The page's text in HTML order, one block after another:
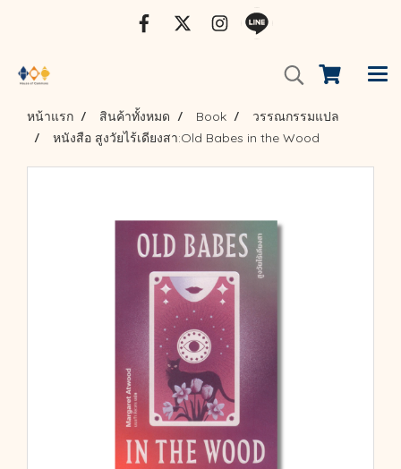
หน้าแรก สินค้าทั้งหมด Book
วรรณกรรมแปล
หนังสือ สูงวัยไร้เดียงสา:Old Babes in the Wood